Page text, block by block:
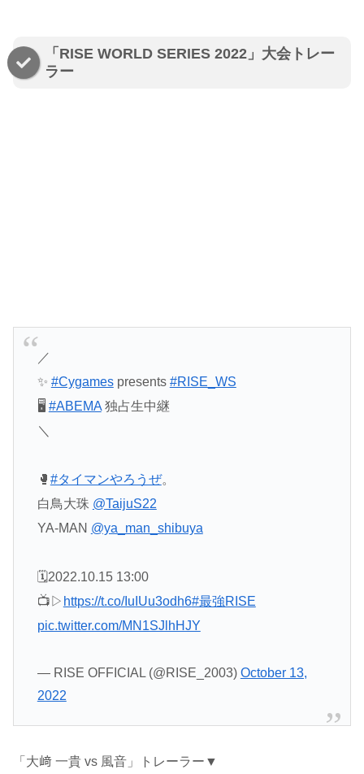
「RISE WORLD SERIES 2022」大会トレー
ラー
／
✨ #Cygames presents #RISE_WS
🖥 #ABEMA 独占生中継
＼
🥊 #タイマンやろうぜ。
白鳥大珠 @TaijuS22
YA-MAN @ya_man_shibuya
🗓2022.10.15 13:00
📺▷ https://t.co/IuIUu3odh6#最強RISE
pic.twitter.com/MN1SJlhHJY
— RISE OFFICIAL (@RISE_2003) October 13,
2022
「大﨑 一貴 vs 風音」トレーラー▼